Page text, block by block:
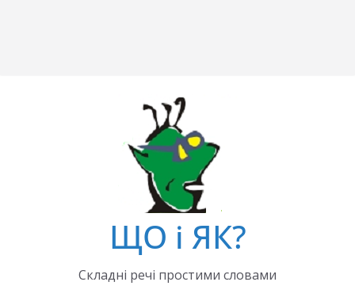
ЩО і ЯК?
Складні речі простими словами